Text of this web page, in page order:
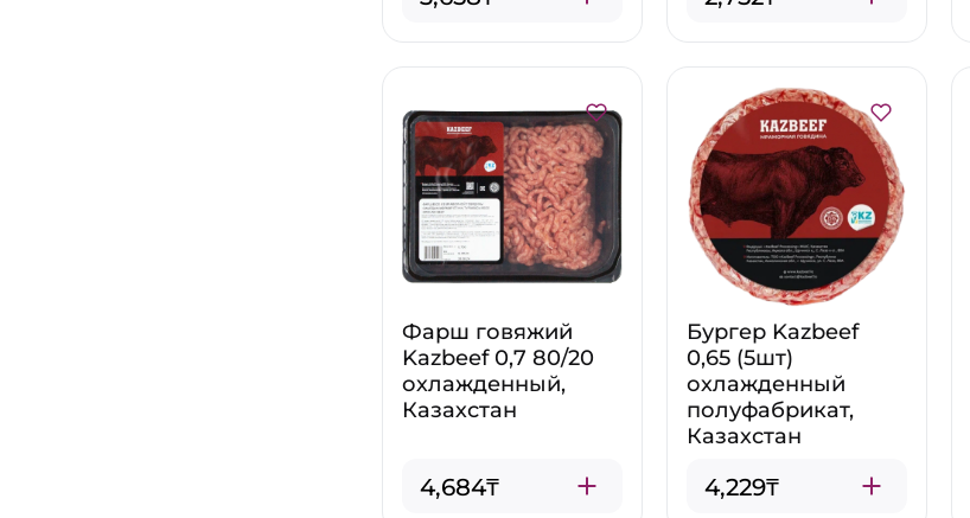
Фарш говяжий
Kazbeef 0,7 80/20
охлажденный,
Казахстан
4,684₸
Бургер Kazbeef
0,65 (5шт)
охлажденный
полуфабрикат,
Казахстан
4,229₸